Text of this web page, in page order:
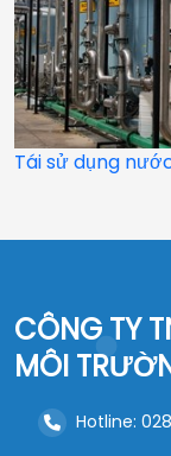
Tái sử dụng
CÔNG TY
MÔI
Hotline: